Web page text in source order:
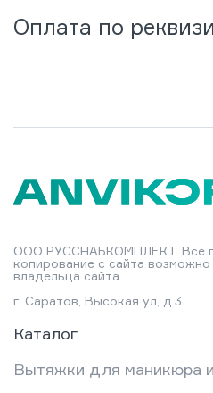
Оплата по
ООО РУССНАБКОМПЛЕКТ. Все
копирование с сайта
владельца сайта
г. Саратов, Высокая ул, д.3
Каталог
Вытяжки для маникюра